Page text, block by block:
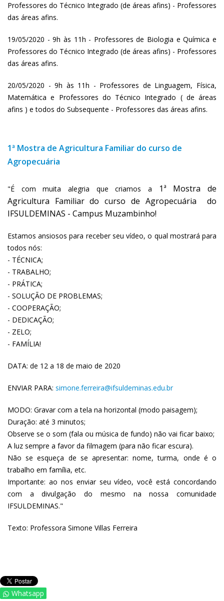
Professores do Técnico Integrado (de áreas afins) - Professores
das áreas afins.
19/05/2020 - 9h às 11h - Professores de Biologia e Química e
Professores do Técnico Integrado (de áreas afins) - Professores
das áreas afins.
20/05/2020 - 9h às 11h - Professores de Linguagem, Física,
Matemática e Professores do Técnico Integrado ( de áreas
afins ) e todos do Subsequente - Professores das áreas afins.
1ª Mostra de Agricultura Familiar do curso de
Agropecuária
"É com muita alegria que criamos a
1ª Mostra de
Agricultura Familiar do curso de Agropecuária do
IFSULDEMINAS - Campus Muzambinho!
Estamos ansiosos para receber seu vídeo, o qual mostrará para
todos nós:
- TÉCNICA;
- TRABALHO;
- PRÁTICA;
- SOLUÇÃO DE PROBLEMAS;
- COOPERAÇÃO;
- DEDICAÇÃO;
- ZELO;
- FAMÍLIA!
DATA: de 12 a 18 de maio de 2020
ENVIAR PARA: simone.ferreira@ifsuldeminas.edu.br
MODO: Gravar com a tela na horizontal (modo paisagem);
Duração: até 3 minutos;
Observe se o som (fala ou música de fundo) não vai ficar baixo;
A luz sempre a favor da filmagem (para não ficar escura).
Não se esqueça de se apresentar: nome, turma, onde é o
trabalho em família, etc.
Importante: ao nos enviar seu vídeo, você está concordando
com a divulgação do mesmo na nossa comunidade
IFSULDEMINAS."
Texto: Professora Simone Villas Ferreira
Whatsapp